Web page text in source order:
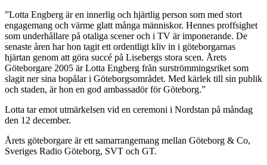
”Lotta Engberg är en innerlig och hjärtlig person som med stort
engagemang och värme glatt många människor. Hennes proffsighet
som underhållare på otaliga scener och i TV är imponerande. De
senaste åren har hon tagit ett ordentligt kliv in i göteborgarnas
hjärtan genom att göra succé på Lisebergs stora scen. Årets
Göteborgare 2005 är Lotta Engberg från surströmmingsriket som
slagit ner sina bopålar i Göteborgsområdet. Med kärlek till sin publik
och staden, är hon en god ambassadör för Göteborg.”
Lotta tar emot utmärkelsen vid en ceremoni i Nordstan på måndag
den 12 december.
Årets göteborgare är ett samarrangemang mellan Göteborg & Co,
Sveriges Radio Göteborg, SVT och GT.